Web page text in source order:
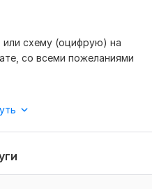
схему (оцифрую) на
со всеми пожеланиями
нужно будет от вас фото
по которому я смогу
тех. задание для